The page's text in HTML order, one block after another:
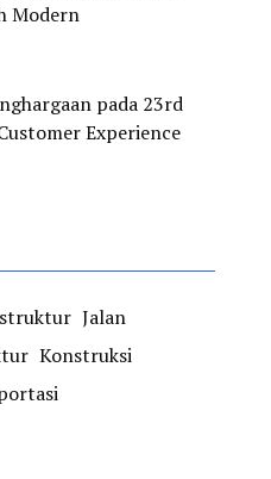
Modern
pada 23rd
Experience
Jalan
Konstruksi